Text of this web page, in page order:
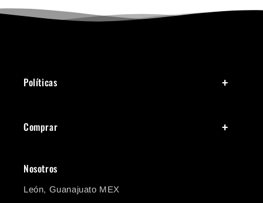
Políticas
Comprar
Nosotros
León, Guanajuato MEX